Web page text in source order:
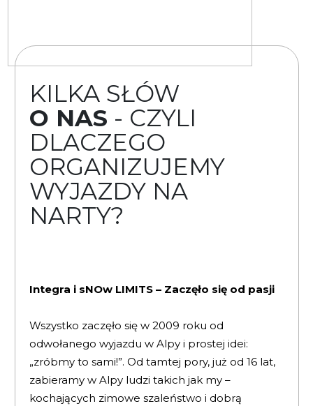
KILKA SŁÓW
O NAS - CZYLI
DLACZEGO
ORGANIZUJEMY
WYJAZDY NA
NARTY?
Integra i sNOw LIMITS – Zaczęło się od pasji
Wszystko zaczęło się w 2009 roku od
odwołanego wyjazdu w Alpy i prostej idei:
„zróbmy to sami!”. Od tamtej pory, już od 16 lat,
zabieramy w Alpy ludzi takich jak my –
kochających zimowe szaleństwo i dobrą